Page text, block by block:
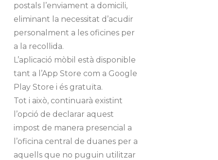
postals l’enviament a domicili,
eliminant la necessitat d’acudir
personalment a les oficines per
a la recollida.
L’aplicació mòbil està disponible
tant a l’App Store com a Google
Play Store i és gratuïta.
Tot i això, continuarà existint
l’opció de declarar aquest
impost de manera presencial a
l’oficina central de duanes per a
aquells que no puguin utilitzar